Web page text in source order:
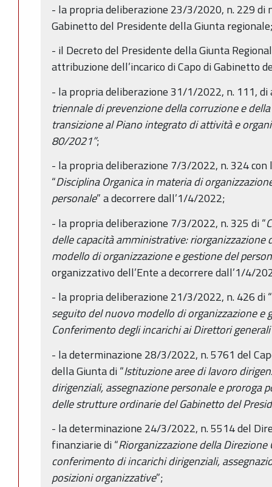
- la propria deliberazione 23/3/2020, n. 229 di
Gabinetto del Presidente della Giunta
- il Decreto del Presidente della Giunta
attribuzione dell’incarico di Capo di Gabinetto
- la propria deliberazione 31/1/2022, n. 111, di
triennale di prevenzione della corruzione e
transizione al Piano integrato di attività e
80/2021”;
- la propria deliberazione 7/3/2022, n. 324
“Disciplina Organica in materia di
personale” a decorrere dall’1/4/2022;
- la propria deliberazione 7/3/2022, n. 325 di “
delle capacità amministrative:
modello di organizzazione e gestione del
organizzativo dell’Ente a decorrere dall’1/4/
- la propria deliberazione 21/3/2022, n. 426 di “
seguito del nuovo modello di organizzazione e
Conferimento degli incarichi ai Direttori
- la determinazione 28/3/2022, n. 5761 del
della Giunta di “Istituzione aree di lavoro
dirigenziali, assegnazione personale e proroga
delle strutture ordinarie del Gabinetto del
- la determinazione 24/3/2022, n. 5514 del
finanziarie di “Riorganizzazione della
conferimento di incarichi dirigenziali,
posizioni organizzative”;